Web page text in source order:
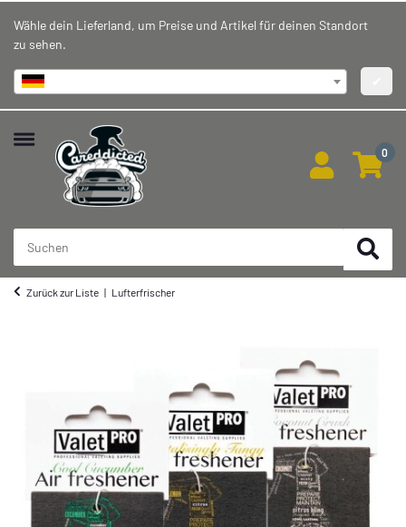
Wähle dein Lieferland, um Preise und Artikel für deinen Standort
zu sehen.
0
Zurück zur Liste Lufterfrischer